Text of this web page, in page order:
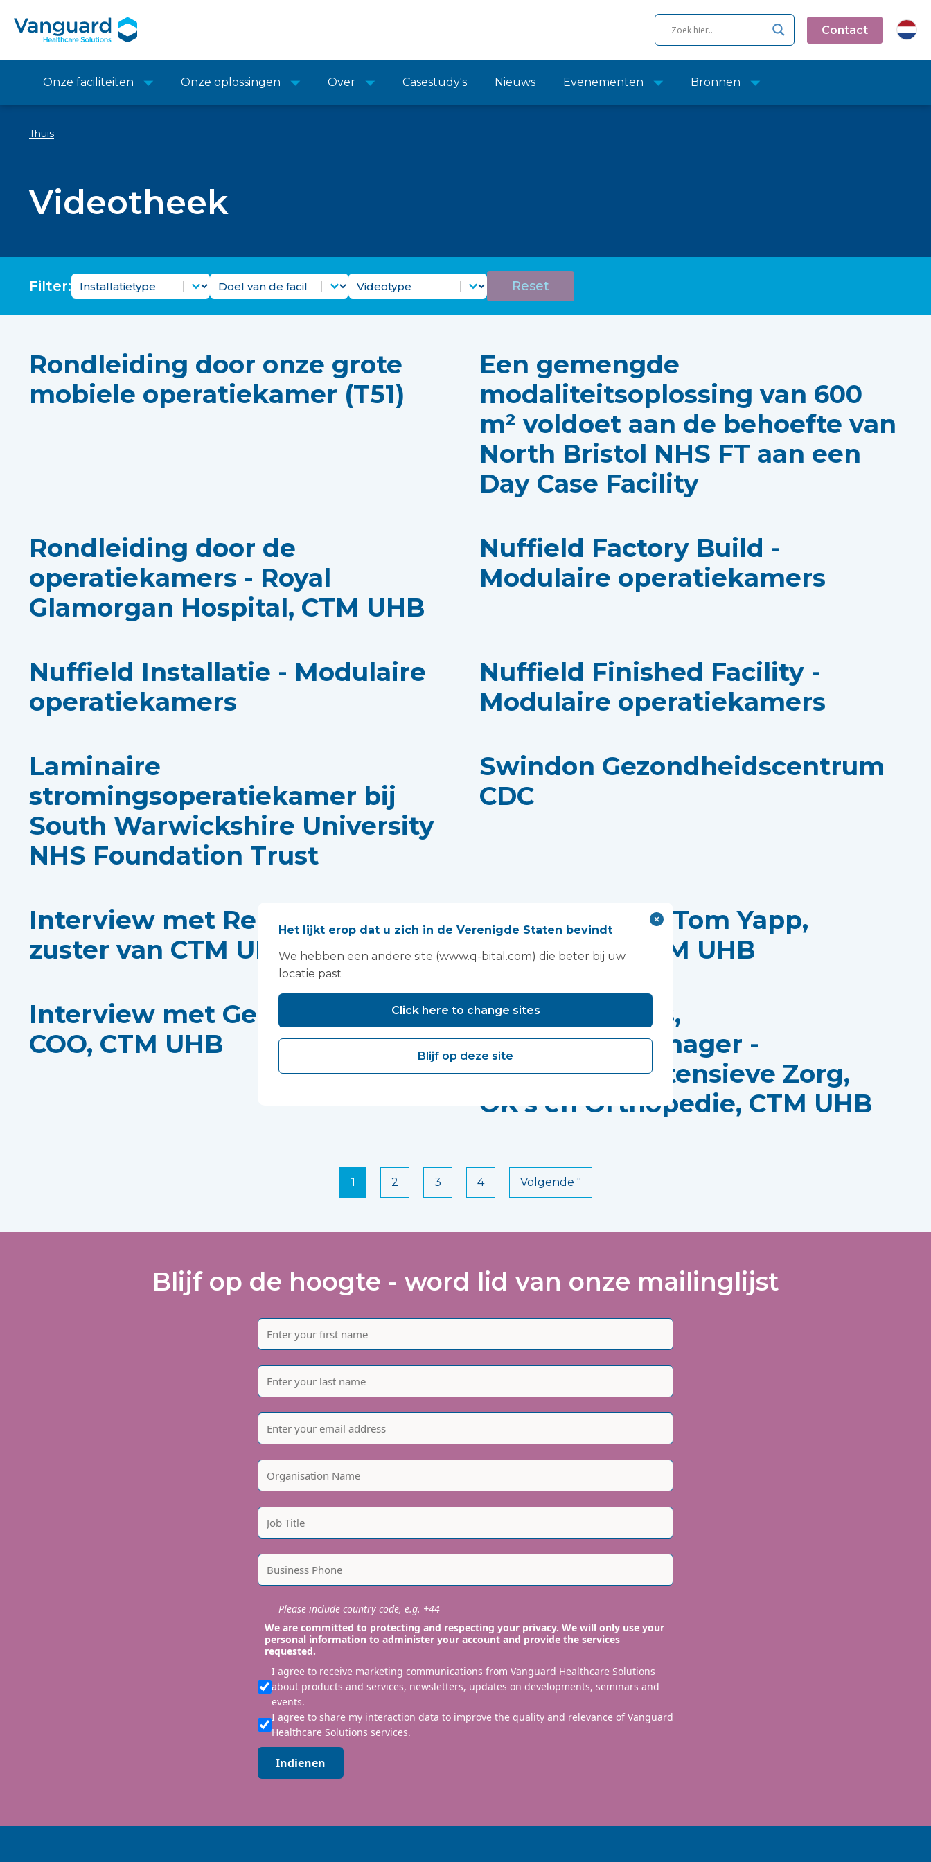
Contact
Onze faciliteiten Onze oplossingen Over Casestudy's Nieuws Evenementen Bronnen
Thuis
Videotheek
Filter:Video-installatietypefilter
Selecteer inhoud Videofaciliteit Doelfilter
Selecteer inhoud Videotypefilter
Selecteer inhoud Reset
Rondleiding door onze grote
mobiele operatiekamer (T51)
Een gemengde
modaliteitsoplossing van 600
m² voldoet aan de behoefte van
North Bristol NHS FT aan een
Day Case Facility
Rondleiding door de
operatiekamers - Royal
Glamorgan Hospital, CTM UHB
Nuffield Factory Build -
Modulaire operatiekamers
Nuffield Installatie - Modulaire
operatiekamers
Nuffield Finished Facility -
Modulaire operatiekamers
Laminaire
stromingsoperatiekamer bij
South Warwickshire University
NHS Foundation Trust
Swindon Gezondheidscentrum
CDC
Interview met Rebecca James,
zuster van CTM UHB
Interview met Tom Yapp,
consultant, CTM UHB
Interview met Gethin Hughes,
COO, CTM UHB
Sarah Edwards,
directoraatmanager -
Anesthesie, Intensieve Zorg,
OK's en Orthopedie, CTM UHB
1 2 3 4 Volgende "
Blijf op de hoogte - word lid van onze mailinglijst
Please include country code, e.g. +44
We are committed to protecting and respecting your privacy. We will only use your
personal information to administer your account and provide the services
requested.
I agree to receive marketing communications from Vanguard Healthcare Solutions
about products and services, newsletters, updates on developments, seminars and
events.
I agree to share my interaction data to improve the quality and relevance of Vanguard
Healthcare Solutions services.
Indienen
Het lijkt erop dat u zich in de Verenigde Staten bevindt
We hebben een andere site (www.q-bital.com) die beter bij uw
locatie past
Click here to change sites
Blijf op deze site